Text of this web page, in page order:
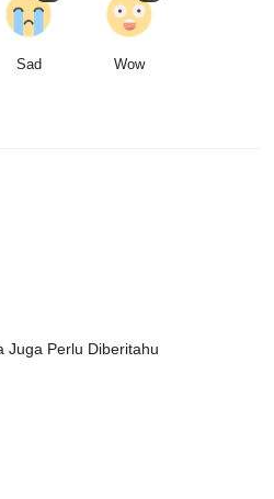
Sad Wow
Juga Perlu Diberitahu